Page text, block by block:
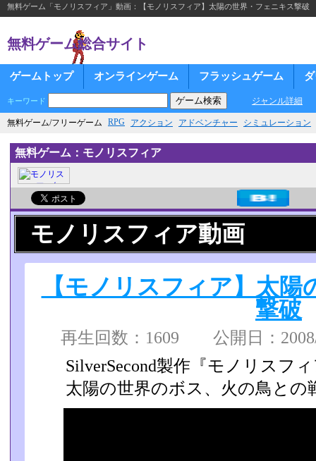
無料ゲーム「モノリスフィア」動画：【モノリスフィア】太陽の世界・フェニキス撃破
無料ゲーム総合サイト
ゲームトップ オンラインゲーム フラッシュゲーム
キーワード ジャンル詳細
無料ゲーム/フリーゲーム RPG アクション アドベンチャー シミュレーション
無料ゲーム：モノリスフィア
モノリスフィア動画
【モノリスフィア】太
撃破
再生回数：1609 公開日：
SilverSecond製作『モノリスフ
太陽の世界のボス、火の鳥との